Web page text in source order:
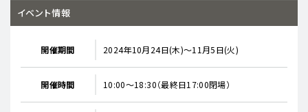
イベント情報
開催期間 2024年10月24日(木)～11月5日(火)
開催時間 10:00～18:30（最終日17:00閉場）